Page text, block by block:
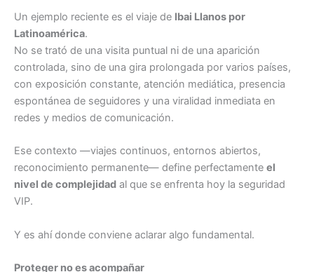
Un ejemplo reciente es el viaje de Ibai Llanos por
Latinoamérica.
No se trató de una visita puntual ni de una aparición
controlada, sino de una gira prolongada por varios países,
con exposición constante, atención mediática, presencia
espontánea de seguidores y una viralidad inmediata en
redes y medios de comunicación.
Ese contexto —viajes continuos, entornos abiertos,
reconocimiento permanente— define perfectamente el
nivel de complejidad al que se enfrenta hoy la seguridad
VIP.
Y es ahí donde conviene aclarar algo fundamental.
Proteger no es acompañar